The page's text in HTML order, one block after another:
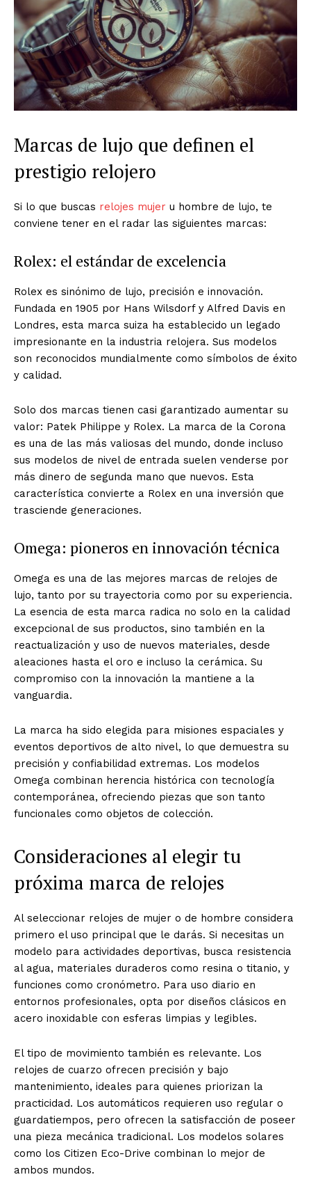
Marcas de lujo que definen el
prestigio relojero
Si lo que buscas relojes mujer u hombre de lujo, te
conviene tener en el radar las siguientes marcas:
Rolex: el estándar de excelencia
Rolex es sinónimo de lujo, precisión e innovación.
Fundada en 1905 por Hans Wilsdorf y Alfred Davis en
Londres, esta marca suiza ha establecido un legado
impresionante en la industria relojera. Sus modelos
son reconocidos mundialmente como símbolos de éxito
y calidad.
Solo dos marcas tienen casi garantizado aumentar su
valor: Patek Philippe y Rolex. La marca de la Corona
es una de las más valiosas del mundo, donde incluso
sus modelos de nivel de entrada suelen venderse por
más dinero de segunda mano que nuevos. Esta
característica convierte a Rolex en una inversión que
trasciende generaciones.
Omega: pioneros en innovación técnica
Omega es una de las mejores marcas de relojes de
lujo, tanto por su trayectoria como por su experiencia.
La esencia de esta marca radica no solo en la calidad
excepcional de sus productos, sino también en la
reactualización y uso de nuevos materiales, desde
aleaciones hasta el oro e incluso la cerámica. Su
compromiso con la innovación la mantiene a la
vanguardia.
La marca ha sido elegida para misiones espaciales y
eventos deportivos de alto nivel, lo que demuestra su
precisión y confiabilidad extremas. Los modelos
Omega combinan herencia histórica con tecnología
contemporánea, ofreciendo piezas que son tanto
funcionales como objetos de colección.
Consideraciones al elegir tu
próxima marca de relojes
Al seleccionar relojes de mujer o de hombre considera
primero el uso principal que le darás. Si necesitas un
modelo para actividades deportivas, busca resistencia
al agua, materiales duraderos como resina o titanio, y
funciones como cronómetro. Para uso diario en
entornos profesionales, opta por diseños clásicos en
acero inoxidable con esferas limpias y legibles.
El tipo de movimiento también es relevante. Los
relojes de cuarzo ofrecen precisión y bajo
mantenimiento, ideales para quienes priorizan la
practicidad. Los automáticos requieren uso regular o
guardatiempos, pero ofrecen la satisfacción de poseer
una pieza mecánica tradicional. Los modelos solares
como los Citizen Eco-Drive combinan lo mejor de
ambos mundos.